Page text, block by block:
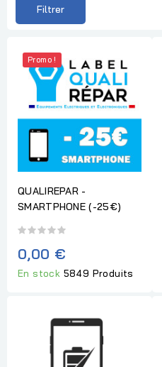
Filtrer
Promo !
QUALIREPAR -
SMARTPHONE (-25€)
0,00 €
En stock 5849 Produits